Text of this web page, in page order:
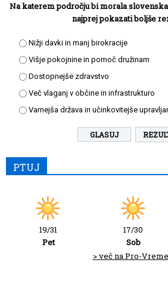
Na katerem področju bi morala
najprej pokazati boljše
Nižji davki in manj birokracije
Višje pokojnine in pomoč družinam
Dostopnejše zdravstvo
Več vlaganj v občine in infrastrukturo
Varnejša država in učinkovitejše
PTUJ
19/31
Pet
17/30
Sob
> več na Pro-